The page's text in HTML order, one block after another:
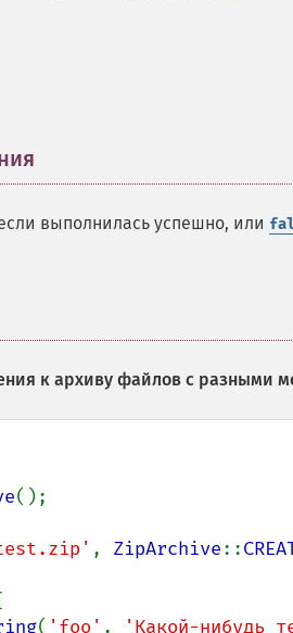
выполнилась успешно, или
к архиву файлов с разными
();
, ZipArchive::
( 'foo' , 'Какой-нибудь